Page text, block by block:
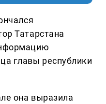
Татарстана
главы республики
она выразила